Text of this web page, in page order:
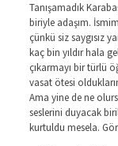
Tanışamadık
biriyle adaşım.
çünkü siz saygısız
kaç bin yıldır hala
çıkarmayı bir türlü
vasat ötesi
Ama yine de ne
seslerini duyacak
kurtuldu mesela.